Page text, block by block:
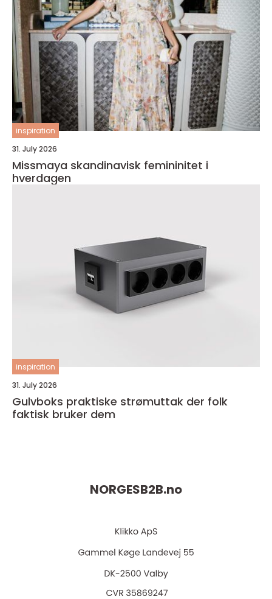
inspiration
31. July 2026
Missmaya skandinavisk femininitet i
hverdagen
inspiration
31. July 2026
Gulvboks praktiske strømuttak der folk
faktisk bruker dem
NORGESB2B.no